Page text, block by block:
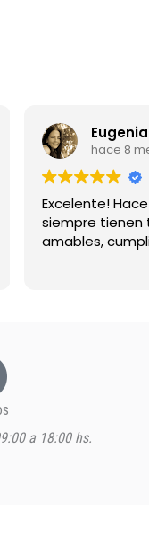
hace 8
Excelente!
siempre tienen
amables,
a 18:00 hs.